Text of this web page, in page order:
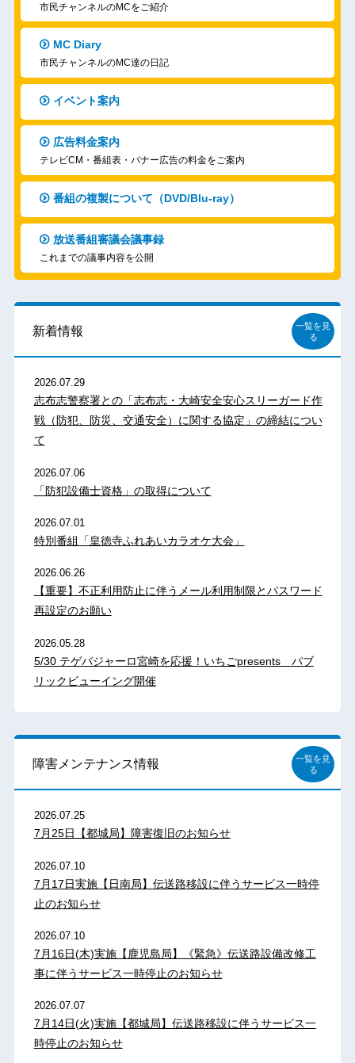
市民チャンネルのMCをご紹介
MC Diary
市民チャンネルのMC達の日記
イベント案内
広告料金案内
テレビCM・番組表・バナー広告の料金をご案内
番組の複製について（DVD/Blu-ray）
放送番組審議会議事録
これまでの議事内容を公開
新着情報
一覧を見
る
2026.07.29
志布志警察署との「志布志・大崎安全安心スリーガード作
戦（防犯、防災、交通安全）に関する協定」の締結につい
て
2026.07.06
「防犯設備士資格」の取得について
2026.07.01
特別番組「皇徳寺ふれあいカラオケ大会」
2026.06.26
【重要】不正利用防止に伴うメール利用制限とパスワード
再設定のお願い
2026.05.28
5/30 テゲバジャーロ宮崎を応援！いちごpresents パブ
リックビューイング開催
障害メンテナンス情報
一覧を見
る
2026.07.25
7月25日【都城局】障害復旧のお知らせ
2026.07.10
7月17日実施【日南局】伝送路移設に伴うサービス一時停
止のお知らせ
2026.07.10
7月16日(木)実施【鹿児島局】《緊急》伝送路設備改修工
事に伴うサービス一時停止のお知らせ
2026.07.07
7月14日(火)実施【都城局】伝送路移設に伴うサービス一
時停止のお知らせ